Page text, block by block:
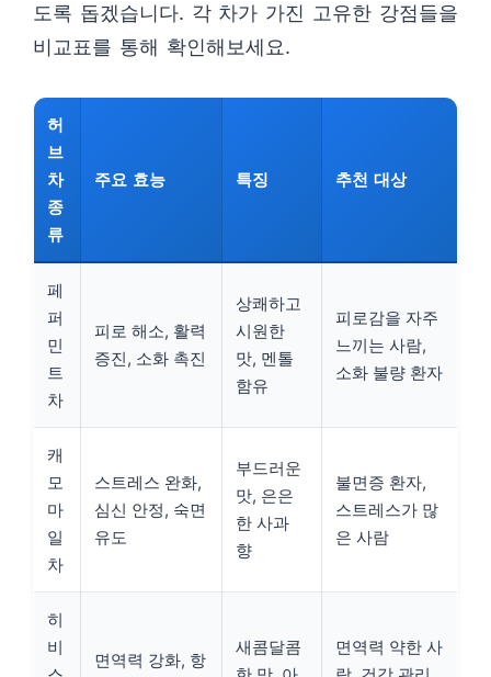
도록 돕겠습니다. 각 차가 가진 고유한 강점들을
비교표를 통해 확인해보세요.
허
브
차
종
류
주요 효능 특징 추천 대상
페
퍼
민
트
차
피로 해소, 활력
증진, 소화 촉진
상쾌하고
시원한
맛, 멘톨
함유
피로감을 자주
느끼는 사람,
소화 불량 환자
캐
모
마
일
차
스트레스 완화,
심신 안정, 숙면
유도
부드러운
맛, 은은
한 사과
향
불면증 환자,
스트레스가 많
은 사람
히
비
면역력 강화, 항
새콤달콤
면역력 약한 사